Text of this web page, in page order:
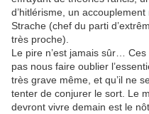
d’hitlérisme, un
Strache (chef du parti
très proche).
Le pire n’est jamais sûr…
pas nous faire oublier
très grave même, et qu’il ne
tenter de conjurer le sort. Le
devront vivre demain est le